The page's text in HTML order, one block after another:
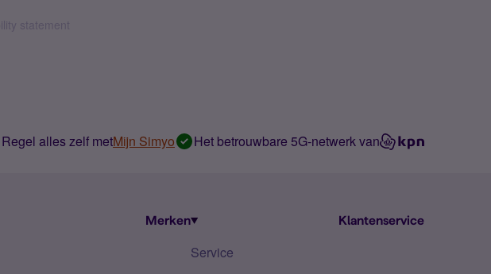
statement
Regel alles zelf metMijn Simyo Het betrouwbare 5G-netwerk van
Merken Klantenservice
Service